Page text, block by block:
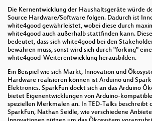
Die Kernentwicklung der Haushaltsgeräte würde
Source Hardware/Software folgen. Dadurch ist
white4good gewährleistet, wobei diese durch
white4good auch außerhalb stattfinden kann.
bedeutet, dass sich white4good bei den
bewähren muss, sonst wird sich durch "forking" eine
white4good-Weiterentwicklung herausbilden.
Ein Beispiel wie sich Markt, Innovation und
Hardware realisieren können ist Arduino und
Elektronics. SparkFun dockt sich an das Arduino
bietet Eigenentwicklungen von Arduino-
speziellen Merkmalen an. In TED-Talks beschreibt
SparkFun, Nathan Seidle, wie verschiedene